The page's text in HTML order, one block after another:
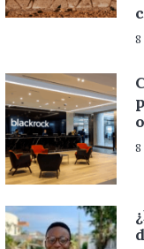
8
8